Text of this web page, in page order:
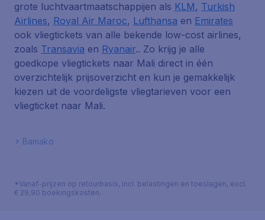
grote luchtvaartmaatschappijen als KLM, Turkish
Airlines, Royal Air Maroc, Lufthansa en Emirates
ook vliegtickets van alle bekende low-cost airlines,
zoals Transavia en Ryanair.. Zo krijg je alle
goedkope vliegtickets naar Mali direct in één
overzichtelijk prijsoverzicht en kun je gemakkelijk
kiezen uit de voordeligste vliegtarieven voor een
vliegticket naar Mali.
Bamako
*Vanaf-prijzen op retourbasis, incl. belastingen en toeslagen, excl.
€ 29,90 boekingskosten.